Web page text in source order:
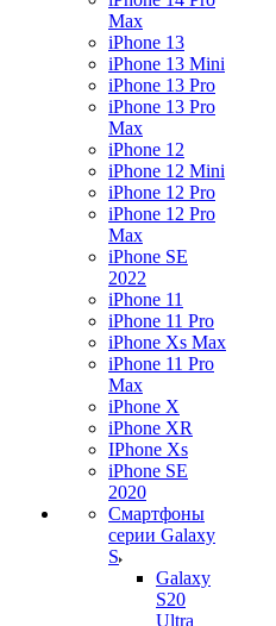
Max
iPhone 13
iPhone 13 Mini
iPhone 13 Pro
iPhone 13 Pro
Max
iPhone 12
iPhone 12 Mini
iPhone 12 Pro
iPhone 12 Pro
Max
iPhone SE
2022
iPhone 11
iPhone 11 Pro
iPhone Xs Max
iPhone 11 Pro
Max
iPhone X
iPhone XR
IPhone Xs
iPhone SE
2020
Смартфоны
серии Galaxy
S
Galaxy
S20
Ultra